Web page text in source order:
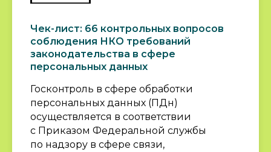
Чек-лист: 66 контрольных вопросов
соблюдения НКО требований
законодательства в сфере
персональных данных
Госконтроль в сфере обработки
персональных данных (ПДн)
осуществляется в соответствии
с Приказом Федеральной службы
по надзору в сфере связи,
ЗАПИСАТЬСЯ
ПОДПИСЫВАЙТЕСЬ
НА НАШИ СОЦСЕТИ
ВКОНТАКТЕ